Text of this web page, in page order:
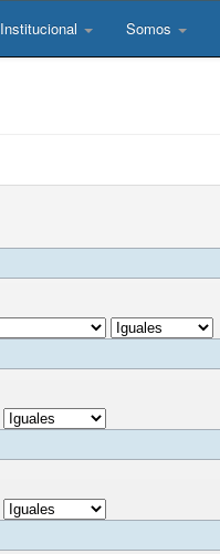
Institucional Somos